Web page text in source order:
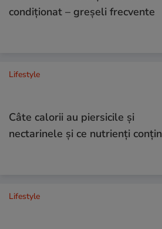
condiționat – greșeli frecvente
Lifestyle
Câte calorii au piersicile și
nectarinele și ce nutrienți conțin
Lifestyle